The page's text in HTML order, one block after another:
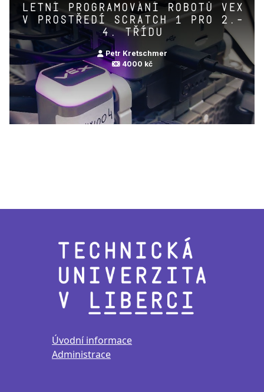
Letní Programování robotů VEX
v prostředí Scratch 1 pro 2.-
4. třídu
Petr Kretschmer
4000 kč
Úvodní informace
Administrace